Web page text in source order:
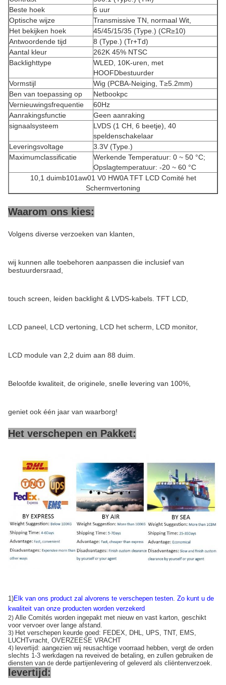
Beste hoek
6 uur
Optische wijze
Transmissive TN, normaal Wit,
Het bekijken hoek
45/45/15/35 (Type.) (CR≥10)
Antwoordende tijd
8 (Type.) (Tr+Td)
Aantal kleur
262K 45% NTSC
Backlighttype
WLED, 10K-uren, met
HOOFDbestuurder
Vormstijl
Wig (PCBA-Neiging, T≥5.2mm)
Ben van toepassing op
Netbookpc
Vernieuwingsfrequentie
60Hz
Aanrakingsfunctie
Geen aanraking
signaalsysteem
LVDS (1 CH, 6 beetje), 40
speldenschakelaar
Leveringsvoltage
3.3V (Type.)
Maximumclassificatie
Werkende Temperatuur: 0 ~ 50 °C;
Opslagtemperatuur: -20 ~ 60 °C
10,1 duimb101aw01 V0 HW0A TFT LCD Comité het
Schermvertoning
Waarom ons kies:
Volgens diverse verzoeken van klanten,
wij kunnen alle toebehoren aanpassen die inclusief van
bestuurdersraad,
touch screen, leiden backlight & LVDS-kabels. TFT LCD,
LCD paneel, LCD vertoning, LCD het scherm, LCD monitor,
LCD module van 2,2 duim aan 88 duim.
Beloofde kwaliteit, de originele, snelle levering van 100%,
geniet ook één jaar van waarborg!
Het verschepen en Pakket:
1)Elk van ons product zal alvorens te verschepen testen. Zo kunt u de
kwaliteit van onze producten worden verzekerd
2) Alle Comités worden ingepakt met nieuw en vast karton, geschikt
voor vervoer over lange afstand.
3) Het verschepen keurde goed: FEDEX, DHL, UPS, TNT, EMS,
LUCHTvracht, OVERZEESE VRACHT
4) levertijd: aangezien wij reusachtige voorraad hebben, vergt de orden
slechts 1-3 werkdagen na reveived de betaling, en zullen gebruiken de
diensten van de derde partijenlevering of geleverd als cliëntenverzoek.
levertijd: